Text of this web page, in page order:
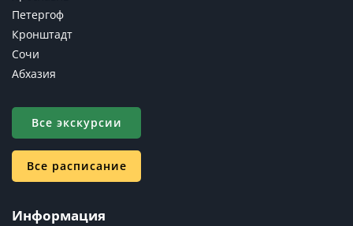
Петергоф
Кронштадт
Сочи
Абхазия
Все экскурсии
Все расписание
Информация